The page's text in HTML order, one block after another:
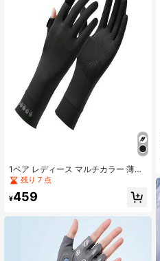
1ペア レディース マルチカラー 薄手
通気性 滑り止め ハーフフィンガー
袋、サイクリング、運転、アウトド
しています
残り 7 点
¥459